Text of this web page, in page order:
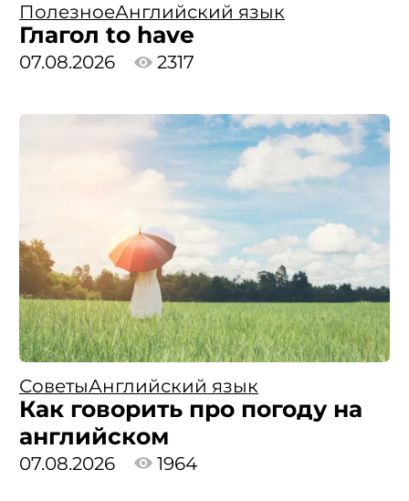
ПолезноеАнглийский язык
Глагол to have
07.08.2026 2317
СоветыАнглийский язык
Как говорить про погоду на
английском
07.08.2026 1964